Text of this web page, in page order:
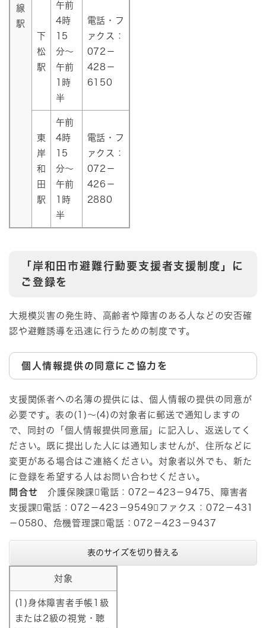
線
駅
下
松
駅
午前
4時
15
分～
午前
1時
半
電話・フ
ァクス：
072－
428－
6150
東
岸
和
田
駅
午前
4時
15
分～
午前
1時
半
電話・フ
ァクス：
072－
426－
2880
「岸和田市避難行動要支援者支援制度」に
ご登録を
大規模災害の発生時、高齢者や障害のある人などの安否確
認や避難誘導を迅速に行うための制度です。
個人情報提供の同意にご協力を
支援関係者への名簿の提供には、個人情報の提供の同意が
必要です。表の(1)～(4)の対象者に郵送で通知しますの
で、同封の「個人情報提供同意届」に記入し、返送してく
ださい。既に提出した人には通知しませんが、住所などに
変更がある場合はご連絡ください。対象者以外でも、新た
に登録を希望する人はお問い合わせください。
問合せ 介護保険課電話：072－423－9475、障害者
支援課電話：072－423－9549ファクス：072－431
－0580、危機管理課電話：072－423－9437
表のサイズを切り替える
対象
(1)身体障害者手帳1級
または2級の視覚・聴